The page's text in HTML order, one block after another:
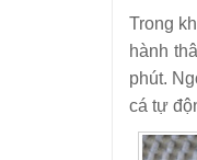
Trong
hành
phút.
cá tự